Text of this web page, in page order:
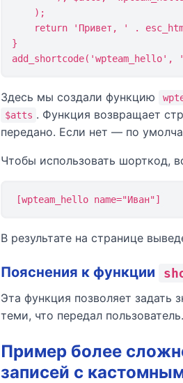
}
add_shortcode('wpteam_hello',
Здесь мы создали функцию
$atts . Функция возвращает
передано. Если нет — по
Чтобы использовать шорткод,
[wpteam_hello name="Иван"]
В результате на странице
Пояснения к функции
Эта функция позволяет задать
теми, что передал
Пример более
записей с